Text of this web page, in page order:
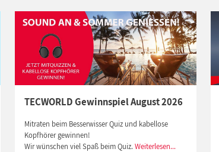
TECWORLD Gewinnspiel August 2026
Mitraten beim Besserwisser Quiz und kabellose
Kopfhörer gewinnen!
Wir wünschen viel Spaß beim Quiz. Weiterlesen...